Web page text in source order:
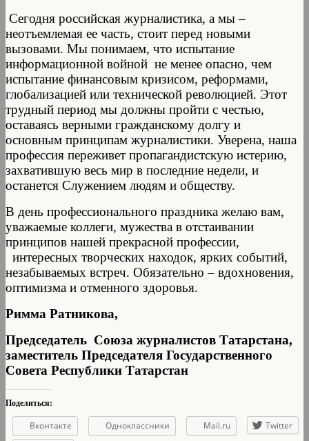
Сегодня российская журналистика, а мы –
неотъемлемая ее часть, стоит перед новыми
вызовами. Мы понимаем, что испытание
информационной войной не менее опасно, чем
испытание финансовым кризисом, реформами,
глобализацией или технической революцией. Этот
трудный период мы должны пройти с честью,
оставаясь верными гражданскому долгу и
основным принципам журналистики. Уверена, наша
профессия переживет пропагандистскую истерию,
захватившую весь мир в последние недели, и
останется Служением людям и обществу.
В день профессионального праздника желаю вам,
уважаемые коллеги, мужества в отстаивании
принципов нашей прекрасной профессии,
интересных творческих находок, ярких событий,
незабываемых встреч. Обязательно – вдохновения,
оптимизма и отменного здоровья.
Римма Ратникова,
Председатель Союза журналистов Татарстана,
заместитель Председателя Государственного
Совета Республики Татарстан
Поделиться:
Вконтакте Одноклассники Mail.ru
Twitter